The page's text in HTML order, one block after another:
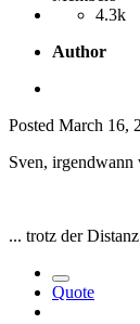
4.3k
Author
Posted March 16,
Sven, irgendwann
... trotz der
Quote